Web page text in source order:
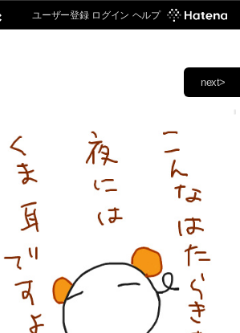
ユーザー登録 ログイン ヘルプ
next>